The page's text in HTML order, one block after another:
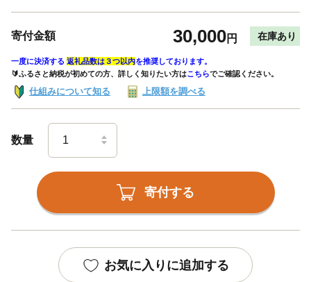
寄付金額 30,000円 在庫あり
一度に決済する 返礼品数は３つ以内を推奨しております。
🔰ふるさと納税が初めての方、詳しく知りたい方はこちらでご確認ください。
仕組みについて知る 上限額を調べる
数量
寄付する
お気に入りに追加する